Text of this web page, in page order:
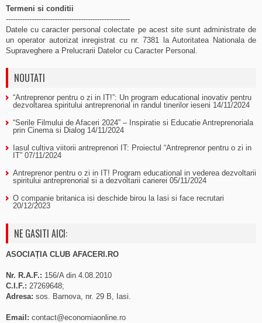
Termeni si conditii
-----------------------------------------------------
Datele cu caracter personal colectate pe acest site sunt administrate de
un operator autorizat inregistrat cu nr. 7381 la Autoritatea Nationala de
Supraveghere a Prelucrarii Datelor cu Caracter Personal.
NOUTATI
“Antreprenor pentru o zi in IT!”: Un program educational inovativ pentru
dezvoltarea spiritului antreprenorial in randul tinerilor ieseni 14/11/2024
“Serile Filmului de Afaceri 2024” – Inspiratie si Educatie Antreprenoriala
prin Cinema si Dialog 14/11/2024
Iasul cultiva viitorii antreprenori IT: Proiectul “Antreprenor pentru o zi in
IT” 07/11/2024
Antreprenor pentru o zi in IT! Program educational in vederea dezvoltarii
spiritului antreprenorial si a dezvoltarii carierei 05/11/2024
O companie britanica isi deschide birou la Iasi si face recrutari
20/12/2023
NE GASITI AICI:
ASOCIAȚIA CLUB AFACERI.RO
Nr. R.A.F.: 156/A din 4.08.2010
C.I.F.: 27269648;
Adresa: sos. Barnova, nr. 29 B, Iasi.
Email: contact@economiaonline.ro